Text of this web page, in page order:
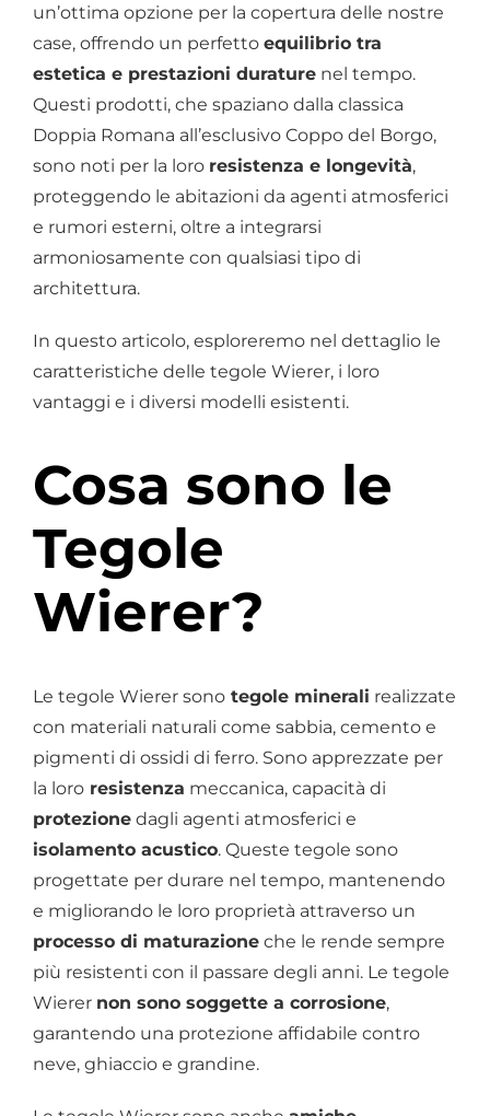
un’ottima opzione per la copertura delle nostre
case, offrendo un perfetto equilibrio tra
estetica e prestazioni durature nel tempo.
Questi prodotti, che spaziano dalla classica
Doppia Romana all’esclusivo Coppo del Borgo,
sono noti per la loro resistenza e longevità,
proteggendo le abitazioni da agenti atmosferici
e rumori esterni, oltre a integrarsi
armoniosamente con qualsiasi tipo di
architettura.
In questo articolo, esploreremo nel dettaglio le
caratteristiche delle tegole Wierer, i loro
vantaggi e i diversi modelli esistenti.
Cosa sono le
Tegole
Wierer?
Le tegole Wierer sono tegole minerali realizzate
con materiali naturali come sabbia, cemento e
pigmenti di ossidi di ferro. Sono apprezzate per
la loro resistenza meccanica, capacità di
protezione dagli agenti atmosferici e
isolamento acustico. Queste tegole sono
progettate per durare nel tempo, mantenendo
e migliorando le loro proprietà attraverso un
processo di maturazione che le rende sempre
più resistenti con il passare degli anni. Le tegole
Wierer non sono soggette a corrosione,
garantendo una protezione affidabile contro
neve, ghiaccio e grandine.